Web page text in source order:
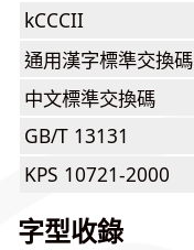
kCCCII
通用漢字標準交換碼
中文標準交換碼
GB/T 13131
KPS 10721-2000
字型收錄